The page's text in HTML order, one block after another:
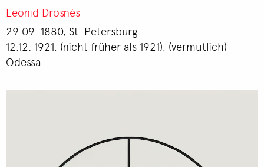
Leonid Drosnés
29.09. 1880, St. Petersburg
12.12. 1921, (nicht früher als 1921), (vermutlich)
Odessa